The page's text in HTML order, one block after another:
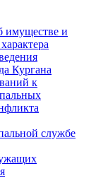
имуществе и
Кургана
к
службе